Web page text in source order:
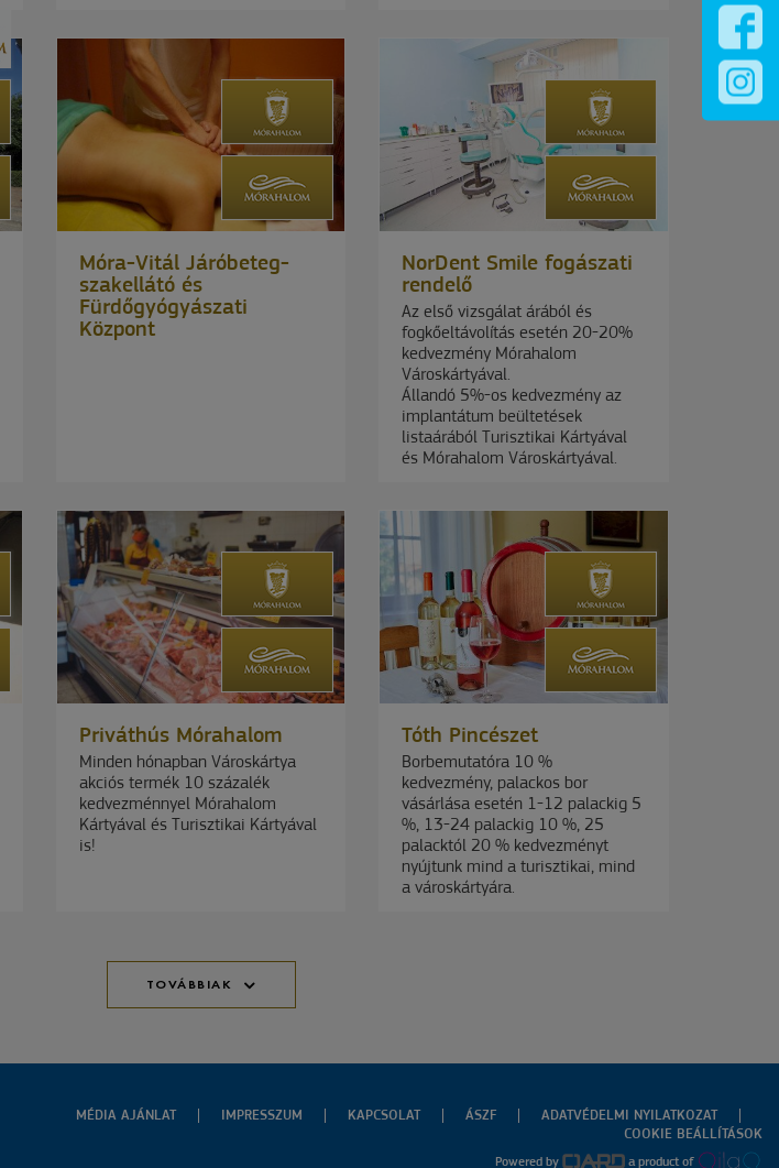
Móra-Vitál Járóbeteg-
szakellátó és
Fürdőgyógyászati
Központ
NorDent Smile fogászati
rendelő
Az első vizsgálat árából és
fogkőeltávolítás esetén 20-20%
kedvezmény Mórahalom
Városkártyával.
Állandó 5%-os kedvezmény az
implantátum beültetések
listaárából Turisztikai Kártyával
és Mórahalom Városkártyával.
Priváthús Mórahalom
Minden hónapban Városkártya
akciós termék 10 százalék
kedvezménnyel Mórahalom
Kártyával és Turisztikai Kártyával
is!
Tóth Pincészet
Borbemutatóra 10 %
kedvezmény, palackos bor
vásárlása esetén 1-12 palackig 5
%, 13-24 palackig 10 %, 25
palacktól 20 % kedvezményt
nyújtunk mind a turisztikai, mind
a városkártyára.
TOVÁBBIAK
MÉDIA AJÁNLAT IMPRESSZUM KAPCSOLAT ÁSZF
ADATVÉDELMI NYILATKOZAT
COOKIE BEÁLLÍTÁSOK
Powered by a product of